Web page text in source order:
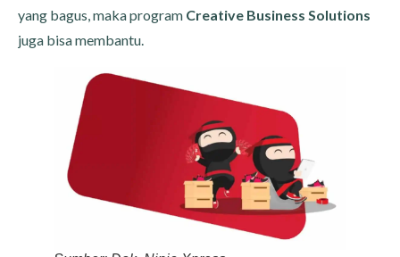
yang bagus, maka program Creative Business Solutions
juga bisa membantu.